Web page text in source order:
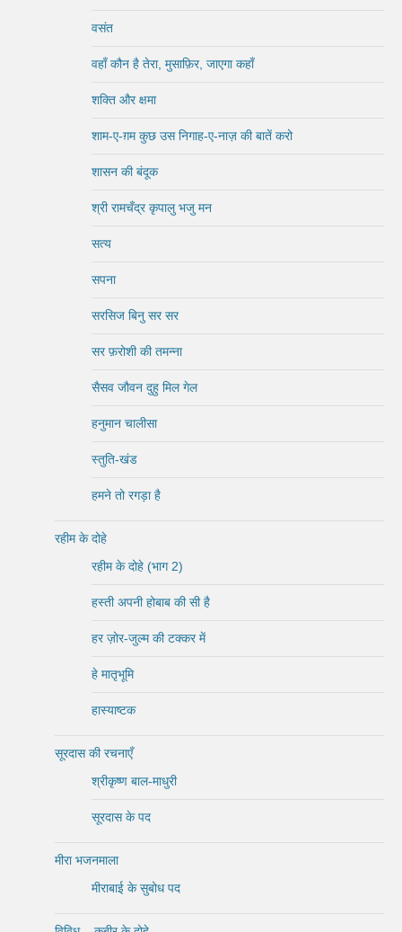
वसंत
वहाँ कौन है तेरा, मुसाफ़िर, जाएगा कहाँ
शक्ति और क्षमा
शाम-ए-ग़म कुछ उस निगाह-ए-नाज़ की बातें करो
शासन की बंदूक
श्री रामचँद्र कृपालु भजु मन
सत्य
सपना
सरसिज बिनु सर सर
सर फ़रोशी की तमन्ना
सैसव जौवन दुहु मिल गेल
हनुमान चालीसा
स्तुति-खंड
हमने तो रगड़ा है
रहीम के दोहे
रहीम के दोहे (भाग 2)
हस्ती अपनी होबाब की सी है
हर ज़ोर-जुल्म की टक्कर में
हे मातृभूमि
हास्याष्टक
सूरदास की रचनाएँ
श्रीकृष्ण बाल-माधुरी
सूरदास के पद
मीरा भजनमाला
मीराबाई के सुबोध पद